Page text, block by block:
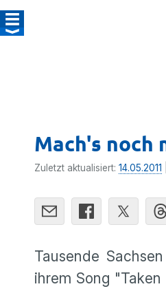
Mach's noch
Zuletzt aktualisiert: 14.05.2011
Tausende
ihrem Song